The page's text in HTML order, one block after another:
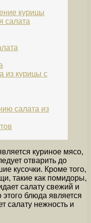
курицы
салата
из курицы с
салата из
куриное мясо,
отварить до
кусочки. Кроме того,
такие как помидоры,
салату свежий и
блюда является
салату нежность и